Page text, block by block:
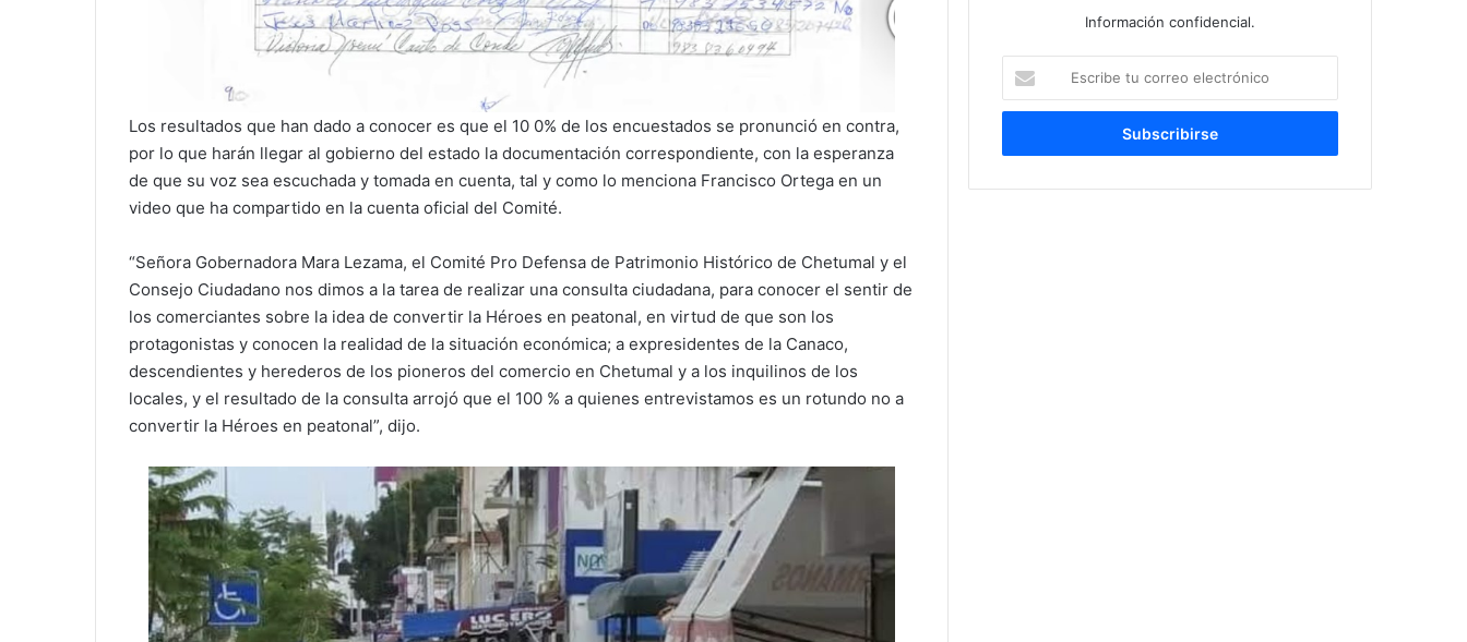
Los resultados que han dado a conocer es que el 10 0% de los encuestados se pronunció en contra,
por lo que harán llegar al gobierno del estado la documentación correspondiente, con la esperanza
de que su voz sea escuchada y tomada en cuenta, tal y como lo menciona Francisco Ortega en un
video que ha compartido en la cuenta oficial del Comité.
“Señora Gobernadora Mara Lezama, el Comité Pro Defensa de Patrimonio Histórico de Chetumal y el
Consejo Ciudadano nos dimos a la tarea de realizar una consulta ciudadana, para conocer el sentir de
los comerciantes sobre la idea de convertir la Héroes en peatonal, en virtud de que son los
protagonistas y conocen la realidad de la situación económica; a expresidentes de la Canaco,
descendientes y herederos de los pioneros del comercio en Chetumal y a los inquilinos de los
locales, y el resultado de la consulta arrojó que el 100 % a quienes entrevistamos es un rotundo no a
convertir la Héroes en peatonal”, dijo.
Información confidencial.
tu
correo